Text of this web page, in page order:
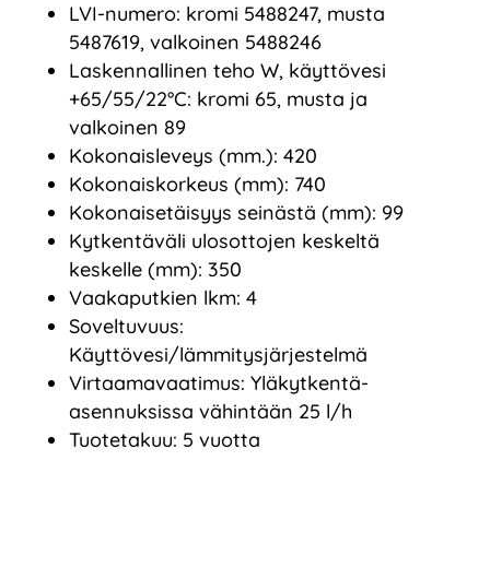
LVI-numero: kromi 5488247, musta
5487619, valkoinen 5488246
Laskennallinen teho W, käyttövesi
+65/55/22°C: kromi 65, musta ja
valkoinen 89
Kokonaisleveys (mm.): 420
Kokonaiskorkeus (mm): 740
Kokonaisetäisyys seinästä (mm): 99
Kytkentäväli ulosottojen keskeltä
keskelle (mm): 350
Vaakaputkien lkm: 4
Soveltuvuus:
Käyttövesi/lämmitysjärjestelmä
Virtaamavaatimus: Yläkytkentä-
asennuksissa vähintään 25 l/h
Tuotetakuu: 5 vuotta